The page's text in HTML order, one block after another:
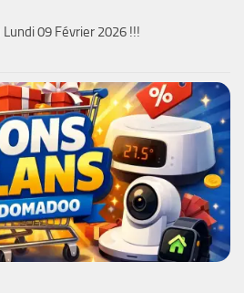
09 Février 2026 !!!